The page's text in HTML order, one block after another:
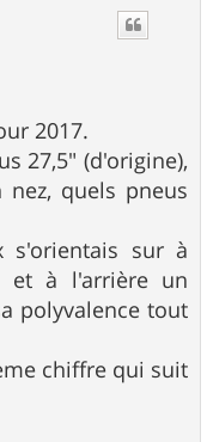
2017.
27,5" (d'origine),
quels pneus
s'orientais sur à
et à l'arrière un
polyvalence tout
chiffre qui suit